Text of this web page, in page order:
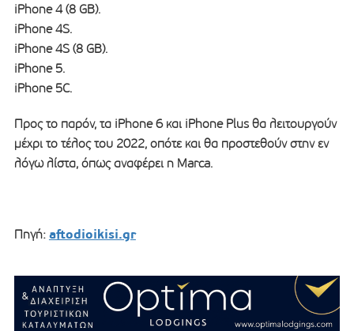
iPhone 4 (8 GB).
iPhone 4S.
iPhone 4S (8 GB).
iPhone 5.
iPhone 5C.
Προς το παρόν, τα iPhone 6 και iPhone Plus θα λειτουργούν
μέχρι το τέλος του 2022, οπότε και θα προστεθούν στην εν
λόγω λίστα, όπως αναφέρει η Marca.
Πηγή: aftodioikisi.gr